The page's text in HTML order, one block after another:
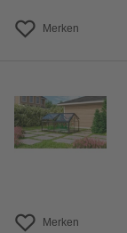
Merken
Merken